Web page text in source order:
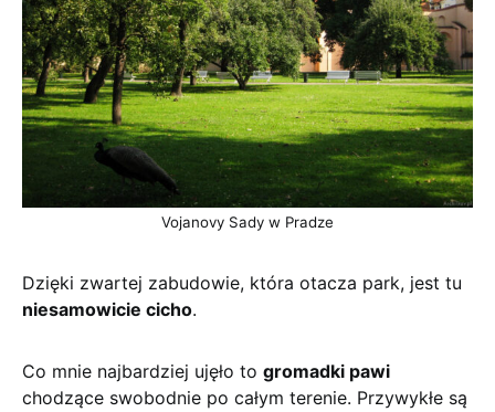
Vojanovy Sady w Pradze
Dzięki zwartej zabudowie, która otacza park, jest tu
niesamowicie cicho.
Co mnie najbardziej ujęło to gromadki pawi
chodzące swobodnie po całym terenie. Przywykłe są